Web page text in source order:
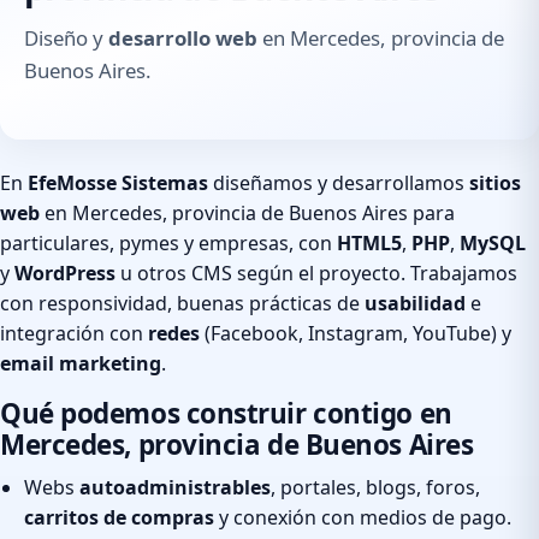
Diseño ydesarrollo web en Mercedes, provincia de
Buenos Aires.
En EfeMosse Sistemasdiseñamos y desarrollamos sitios
weben Mercedes, provincia de Buenos Aires para
particulares, pymes y empresas, con HTML5, PHP, MySQL
yWordPress u otros CMS según el proyecto. Trabajamos
con responsividad, buenas prácticas de usabilidad e
integración con redes(Facebook, Instagram, YouTube) y
email marketing.
Qué podemos construir contigo en
Mercedes, provincia de Buenos Aires
Webs autoadministrables, portales, blogs, foros,
carritos de comprasy conexión con medios de pago.